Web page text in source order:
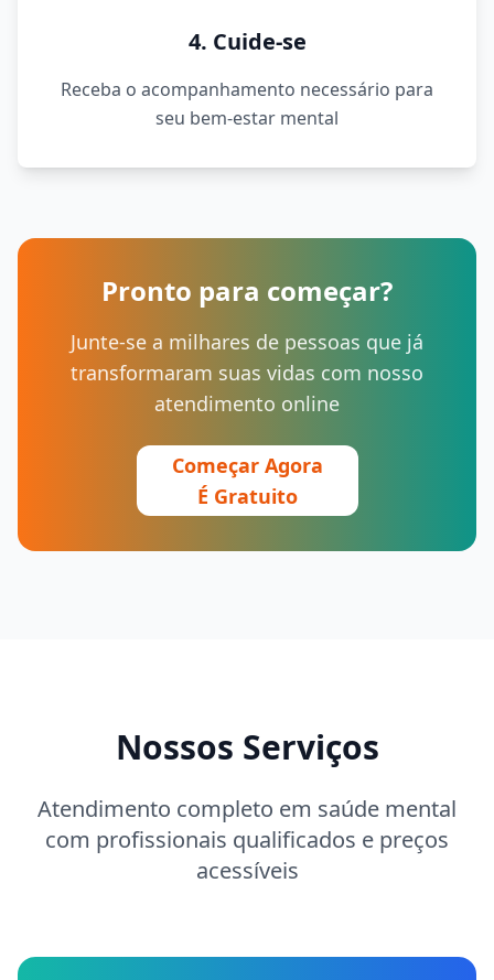
4. Cuide-se
Receba o acompanhamento necessário para
seu bem-estar mental
Pronto para começar?
Junte-se a milhares de pessoas que já
transformaram suas vidas com nosso
atendimento online
Começar Agora
É Gratuito
Nossos Serviços
Atendimento completo em saúde mental
com profissionais qualificados e preços
acessíveis